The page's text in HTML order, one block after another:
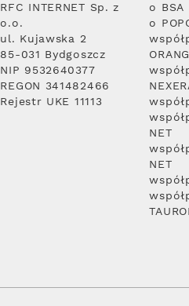
RFC INTERNET Sp. z
o.o.
ul. Kujawska 2
85-031 Bydgoszcz
NIP 9532640377
REGON 341482466
Rejestr UKE 11113
o BSA
o
NET
NET